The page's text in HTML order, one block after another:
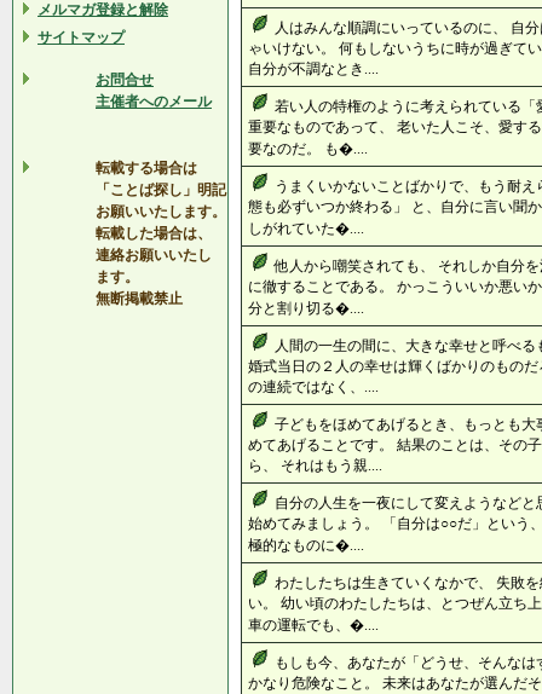
メルマガ登録と解除
サイトマップ
お問合せ
主催者へのメール
転載する場合は
「ことば探し」明記
お願いいたします。
転載した場合は、
連絡お願いいたし
ます。
無断掲載禁止
人はみんな順調にいっているのに、 自
ゃいけない。 何もしないうちに時が過ぎて
自分が不調なとき....
若い人の特権のように考えられている
重要なものであって、 老いた人こそ、愛す
要なのだ。 も�....
うまくいかないことばかりで、もう耐
態も必ずいつか終わる」 と、自分に言い
しがれていた�....
他人から嘲笑されても、 それしか自分
に徹することである。 かっこういいか悪い
分と割り切る�....
人間の一生の間に、大きな幸せと呼べ
婚式当日の２人の幸せは輝くばかりのもの
の連続ではなく、....
子どもをほめてあげるとき、もっとも
めてあげることです。 結果のことは、その
ら、 それはもう親....
自分の人生を一夜にして変えようなど
始めてみましょう。 「自分は○○だ」という
極的なものに�....
わたしたちは生きていくなかで、 失敗
い。 幼い頃のわたしたちは、とつぜん立ち
車の運転でも、�....
もしも今、あなたが「どうせ、そんな
かなり危険なこと。 未来はあなたが選んだ